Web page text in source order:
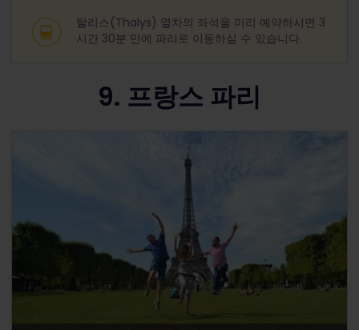
탈리스(Thalys) 열차의 좌석을 미리 예약하시면 3
시간 30분 만에 파리로 이동하실 수 있습니다.
9. 프랑스 파리